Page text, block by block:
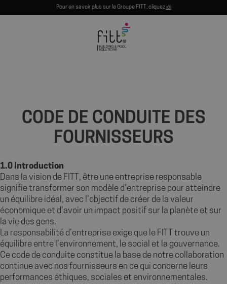
Pour en savoir plus sur le Groupe FITT, cliquezici
CODE DE CONDUITE DES
FOURNISSEURS
1.0 Introduction
Dans la vision de FITT, être une entreprise responsable
signifie transformer son modèle d’entreprise pour atteindre
un équilibre idéal, avec l’objectif de créer de la valeur
économique et d’avoir un impact positif sur la planète et sur
la vie des gens.
La responsabilité d’entreprise exige que le FITT trouve un
équilibre entre l’environnement, le social et la gouvernance.
Ce code de conduite constitue la base de notre collaboration
continue avec nos fournisseurs en ce qui concerne leurs
performances éthiques, sociales et environnementales.